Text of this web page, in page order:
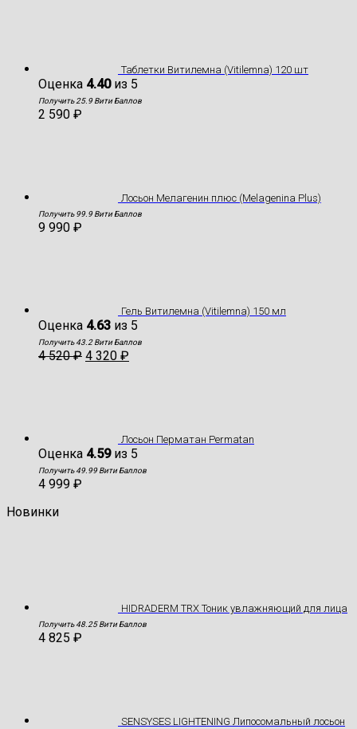
Таблетки Витилемна (Vitilemna) 120 шт
Оценка 4.40из 5
Получить 25.9 Вити Баллов
2 590 ₽
Лосьон Мелагенин плюс (Melagenina Plus)
Получить 99.9 Вити Баллов
9 990 ₽
Гель Витилемна (Vitilemna) 150 мл
Оценка 4.63 из 5
Получить 43.2 Вити Баллов
4 520₽ 4 320 ₽
Лосьон Перматан Permatan
Оценка 4.59из 5
Получить 49.99 Вити Баллов
4 999 ₽
Новинки
HIDRADERM TRX Тоник увлажняющий для лица
Получить 48.25 Вити Баллов
4 825 ₽
SENSYSES LIGHTENING Липосомальный лосьон